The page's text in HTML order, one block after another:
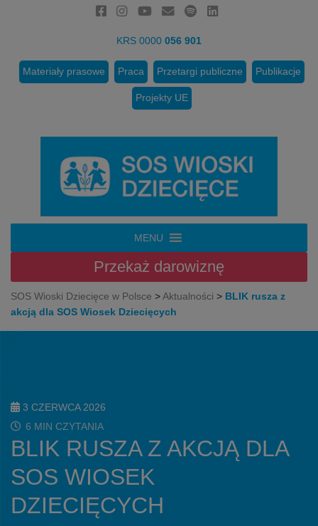
KRS 0000 056 901
Materiały prasowe Praca Przetargi publiczne Publikacje
Projekty UE
MENU
Przekaż darowiznę
SOS Wioski Dziecięce w Polsce >Aktualności > BLIK rusza z
akcją dla SOS Wiosek Dziecięcych
3 CZERWCA 2026
6 MIN CZYTANIA
BLIK RUSZA Z AKCJĄ DLA
SOS WIOSEK
DZIECIĘCYCH